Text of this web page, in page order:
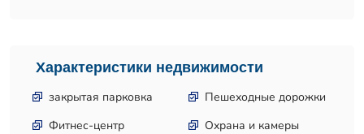
Характеристики недвижимости
закрытая парковка
Пешеходные дорожки
Фитнес-центр
Охрана и камеры